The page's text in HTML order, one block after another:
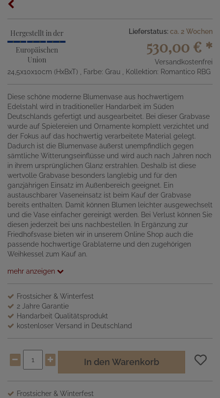
Hergestellt in der
Europäischen
Union
Lieferstatus: ca. 2 Wochen
530,00 € *
Versandkostenfrei
24,5x10x10cm (HxBxT)
, Farbe: Grau , Kollektion: Romantico RBG
Diese schöne moderne Blumenvase aus hochwertigem
Edelstahl wird in traditioneller Handarbeit im Süden
Deutschlands gefertigt und ausgearbeitet. Bei dieser Grabvase
wurde auf Spielereien und Ornamente komplett verzichtet und
der Fokus auf das hochwertig verarbeitete Material gelegt.
Dadurch ist die Blumenvase äußerst unempfindlich gegen
sämtliche Witterungseinflüsse und wird auch nach Jahren noch
in ihrem ursprünglichen Glanz erstrahlen. Deshalb ist diese
wertvolle Grabvase besonders langlebig und für den
ganzjährigen Einsatz im Außenbereich geeignet. Ein
austauschbarer Vaseneinsatz ist beim Kauf der Grabvase
bereits enthalten. Damit können Blumen leichter ausgewechselt
und die Vase einfacher gereinigt werden. Bei Verlust können Sie
diesen jederzeit bei uns nachbestellen. In Ergänzung zur
Friedhofsvase bieten wir in unserem Online Shop auch die
passende hochwertige Grablaterne und den zugehörigen
Weihkessel zum Kauf an.
mehr anzeigen
Frostsicher & Winterfest
2 Jahre Garantie
Handarbeit Qualitätsprodukt
kostenloser Versand in Deutschland
In den Warenkorb
Frostsicher & Winterfest